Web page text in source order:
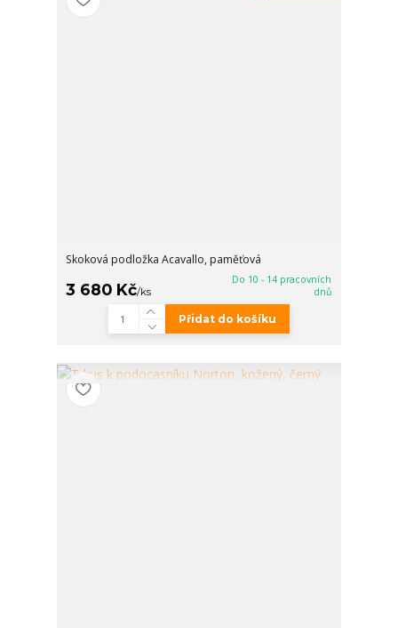
Skoková podložka Acavallo, paměťová
3 680 Kč/ks
Do 10 - 14 pracovních
dnů
Přidat do košíku